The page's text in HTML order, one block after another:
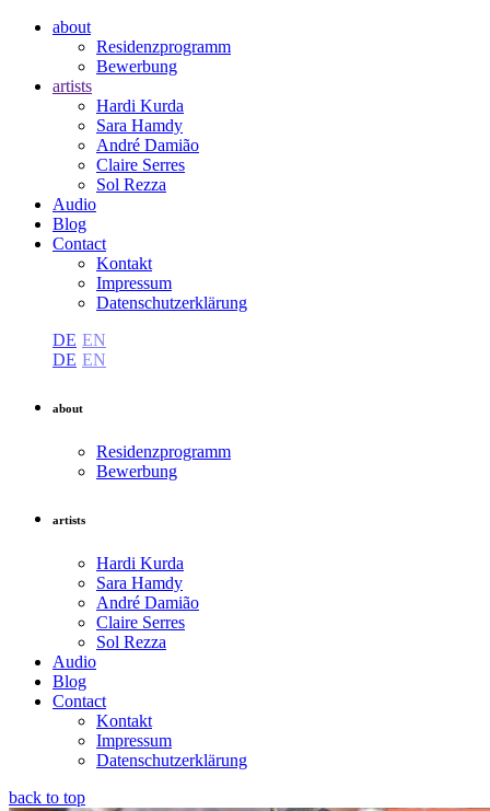
about
Residenzprogramm
Bewerbung
artists
Hardi Kurda
Sara Hamdy
André Damião
Claire Serres
Sol Rezza
Audio
Blog
Contact
Kontakt
Impressum
Datenschutzerklärung
DE EN
DE EN
about
Residenzprogramm
Bewerbung
artists
Hardi Kurda
Sara Hamdy
André Damião
Claire Serres
Sol Rezza
Audio
Blog
Contact
Kontakt
Impressum
Datenschutzerklärung
back to top